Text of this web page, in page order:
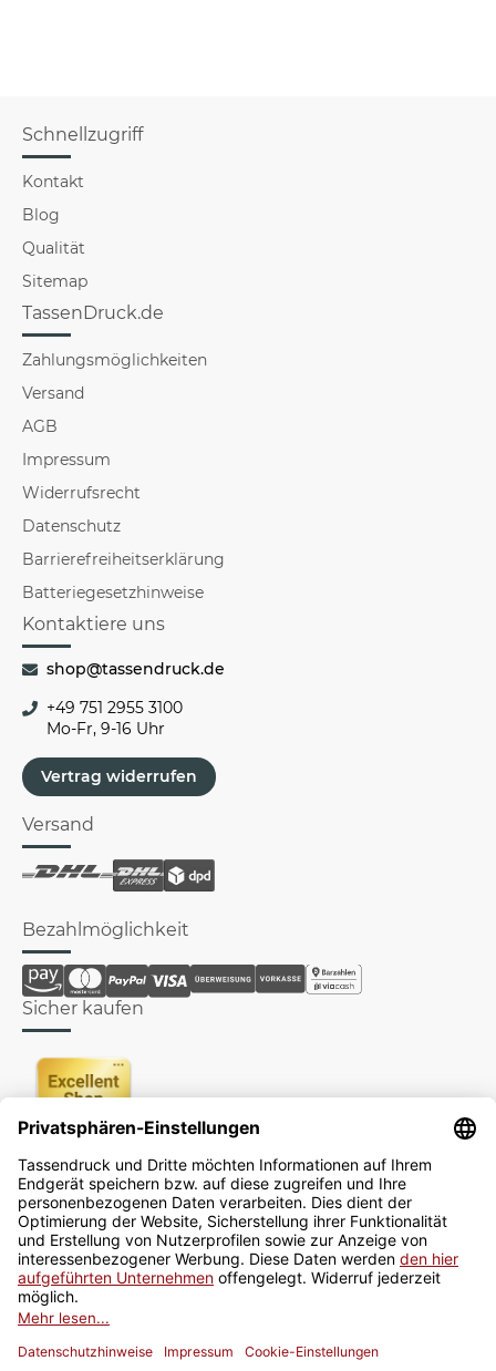
Schnellzugriff
Kontakt
Blog
Qualität
Sitemap
TassenDruck.de
Zahlungsmöglichkeiten
Versand
AGB
Impressum
Widerrufsrecht
Datenschutz
Barrierefreiheitserklärung
Batteriegesetzhinweise
Kontaktiere uns
shop@tassendruck.de
+49 751 2955 3100
Mo-Fr, 9-16 Uhr
Vertrag widerrufen
Versand
Bezahlmöglichkeit
Sicher kaufen
Newsletter